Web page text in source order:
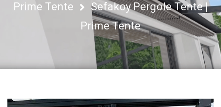
Prime Tente
Sefakoy Pergole Tente |
Prime Tente